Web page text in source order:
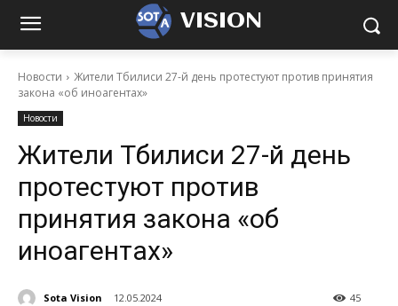
VISION
Новости
Жители Тбилиси 27-й день протестуют против принятия
закона «об иноагентах»
Новости
Жители Тбилиси 27-й день
протестуют против
принятия закона «об
иноагентах»
Sota Vision 12.05.2024 45